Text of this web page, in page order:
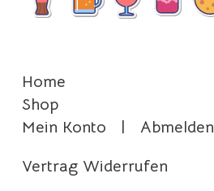
Home
Shop
Mein Konto | Abmelden
Vertrag Widerrufen